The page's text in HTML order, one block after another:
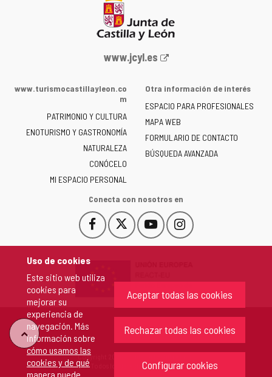
Uso de cookies
Este sitio web utiliza
cookies para
mejorar su
experiencia de
navegación. Más
información sobre
cómo usamos las
cookies y de qué
manera puede
Aceptar todas las cookies
Rechazar todas las cookies
Configurar cookies
Portal
la
de
Castilla
y
León
-
www.jcyl.es
www.turismocastillayleon.co
m
PATRIMONIO Y CULTURA
ENOTURISMO Y GASTRONOMÍA
NATURALEZA
CONÓCELO
MI ESPACIO PERSONAL
Otra información de interés
ESPACIO PARA PROFESIONALES
MAPA WEB
FORMULARIO DE CONTACTO
BÚSQUEDA AVANZADA
Conecta con nosotros en
Facebook
Este
enlace
en
nueva.
Este
enlace
una
ventana
nueva.
YouTube
Este
enlace
una
ventana
nueva.
Instagram
Este
enlace
una
ventana
nueva.
"Volver
arriba"
Copyright 2026 - Junta de Castilla y León
Todos los derechos reservados.